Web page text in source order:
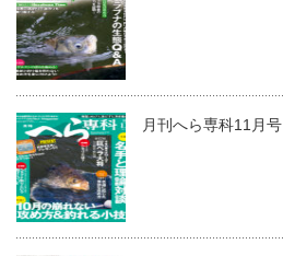
月刊へら専科11月号